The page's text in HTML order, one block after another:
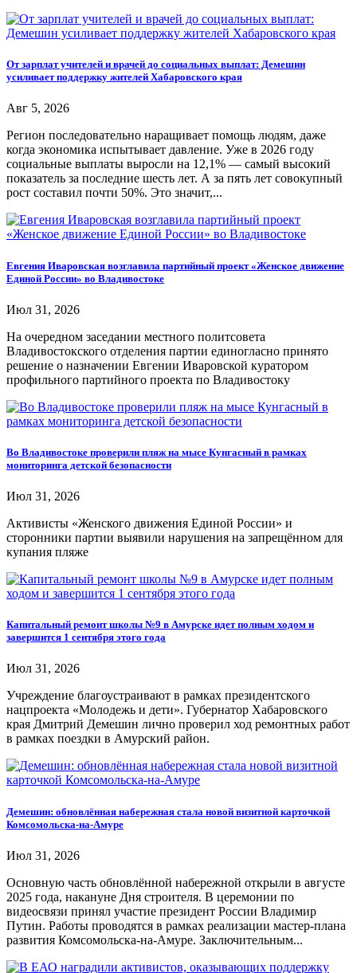
От зарплат учителей и врачей до социальных выплат: Демешин
усиливает поддержку жителей Хабаровского края
Авг 5, 2026
Регион последовательно наращивает помощь людям, даже
когда экономика испытывает давление. Уже в 2026 году
социальные выплаты выросли на 12,1% — самый высокий
показатель за последние шесть лет. А за пять лет совокупный
рост составил почти 50%. Это значит,...
Евгения Иваровская возглавила партийный проект «Женское движение
Единой России» во Владивостоке
Июл 31, 2026
На очередном заседании местного политсовета
Владивостокского отделения партии единогласно принято
решение о назначении Евгении Иваровской куратором
профильного партийного проекта по Владивостоку
Во Владивостоке проверили пляж на мысе Кунгасный в рамках
мониторинга детской безопасности
Июл 31, 2026
Активисты «Женского движения Единой России» и
сторонники партии выявили нарушения на запрещённом для
купания пляже
Капитальный ремонт школы №9 в Амурске идет полным ходом и
завершится 1 сентября этого года
Июл 31, 2026
Учреждение благоустраивают в рамках президентского
нацпроекта «Молодежь и дети». Губернатор Хабаровского
края Дмитрий Демешин лично проверил ход ремонтных работ
в рамках поездки в Амурский район.
Демешин: обновлённая набережная стала новой визитной карточкой
Комсомольска-на-Амуре
Июл 31, 2026
Основную часть обновлённой набережной открыли в августе
2025 года, накануне Дня строителя. В церемонии по
видеосвязи принял участие президент России Владимир
Путин. Работы проводятся в рамках реализации мастер-плана
развития Комсомольска-на-Амуре. Заключительным...